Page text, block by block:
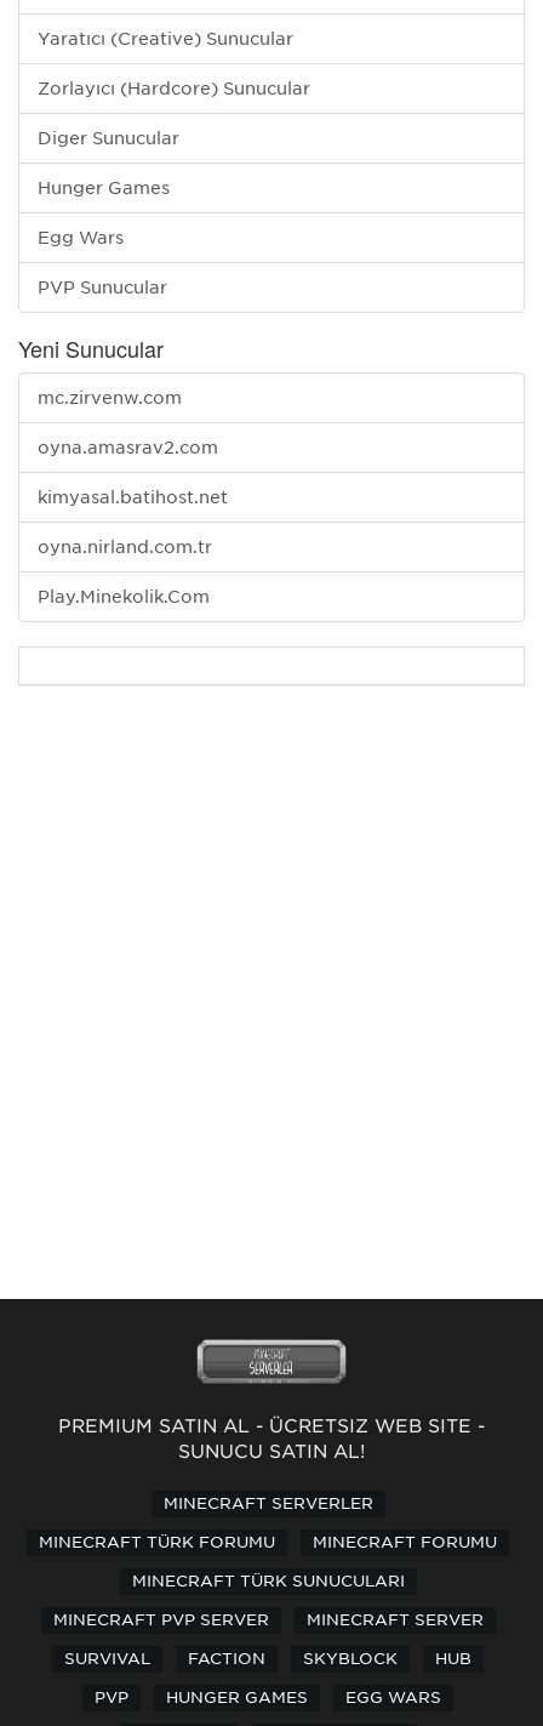
Yaratıcı (Creative) Sunucular
Zorlayıcı (Hardcore) Sunucular
Diğer Sunucular
Hunger Games
Egg Wars
PVP Sunucular
Yeni Sunucular
mc.zirvenw.com
oyna.amasrav2.com
kimyasal.batihost.net
oyna.nirland.com.tr
Play.Minekolik.Com
PREMİUM SATIN AL - ÜCRETSİZ WEB SİTE -
SUNUCU SATIN AL!
MINECRAFT SERVERLER
MINECRAFT TÜRK FORUMU MINECRAFT FORUMU
MINECRAFT TÜRK SUNUCULARI
MINECRAFT PVP SERVER MINECRAFT SERVER
SURVIVAL FACTION SKYBLOCK HUB
PVP HUNGER GAMES EGG WARS